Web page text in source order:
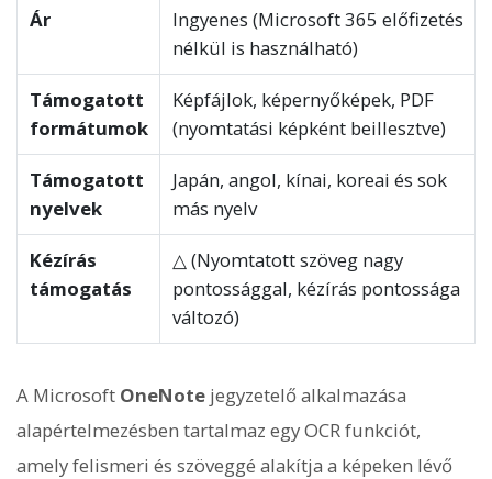
Ár
Ingyenes (Microsoft 365 előfizetés
nélkül is használható)
Támogatott
formátumok
Képfájlok, képernyőképek, PDF
(nyomtatási képként beillesztve)
Támogatott
nyelvek
Japán, angol, kínai, koreai és sok
más nyelv
Kézírás
támogatás
△ (Nyomtatott szöveg nagy
pontossággal, kézírás pontossága
változó)
A Microsoft OneNote jegyzetelő alkalmazása
alapértelmezésben tartalmaz egy OCR funkciót,
amely felismeri és szöveggé alakítja a képeken lévő